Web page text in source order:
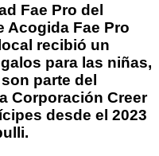
Fae Pro del
Acogida Fae Pro
recibió un
para las niñas,
parte del
Corporación Creer
desde el 2023